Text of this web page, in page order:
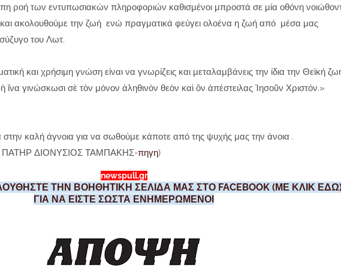
ροή των εντυπωσιακών πληροφοριών καθισμένοι μπροστά σε μία οθόνη
ακολουθούμε την ζωή ενώ πραγματικά φεύγει ολοένα η ζωή από μέσα μας
του Λωτ.
και χρήσιμη γνώση είναι να γνωρίζεις και μεταλαμβάνεις την ίδια την Θεϊκή
ἵνα γινώσκωσι σὲ τὸν μόνον ἀληθινὸν θεὸν καὶ ὃν ἀπέστειλας Ἰησοῦν Χριστόν.»
στην καλή άγνοια για να σωθούμε κάποτε από της ψυχής μας την άνοια .
ΠΑΤΗΡ ΔΙΟΝΥΣΙΟΣ ΤΑΜΠΑΚΗΣ-πηγη)
newspull.gr
ΤΗΝ ΒΟΗΘΗΤΙΚΗ ΣΕΛΙΔΑ ΜΑΣ ΣΤΟ FACEBOOK (ΜΕ ΚΛΙΚ
ΓΙΑ ΝΑ ΕΙΣΤΕ ΣΩΣΤΑ ΕΝΗΜΕΡΩΜΕΝΟΙ